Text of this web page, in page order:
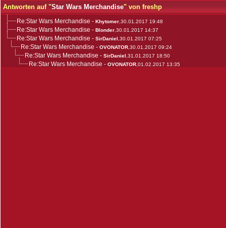
Antworten auf "Star Wars Merchandise" von freshp
Re:Star Wars Merchandise - Khytomer ,30.01.2017 19:48
Re:Star Wars Merchandise - Blonder ,30.01.2017 14:37
Re:Star Wars Merchandise - SirDaniel ,30.01.2017 07:25
Re:Star Wars Merchandise - OVONATOR ,30.01.2017 09:24
Re:Star Wars Merchandise - SirDaniel ,31.01.2017 18:50
Re:Star Wars Merchandise - OVONATOR ,01.02.2017 13:35